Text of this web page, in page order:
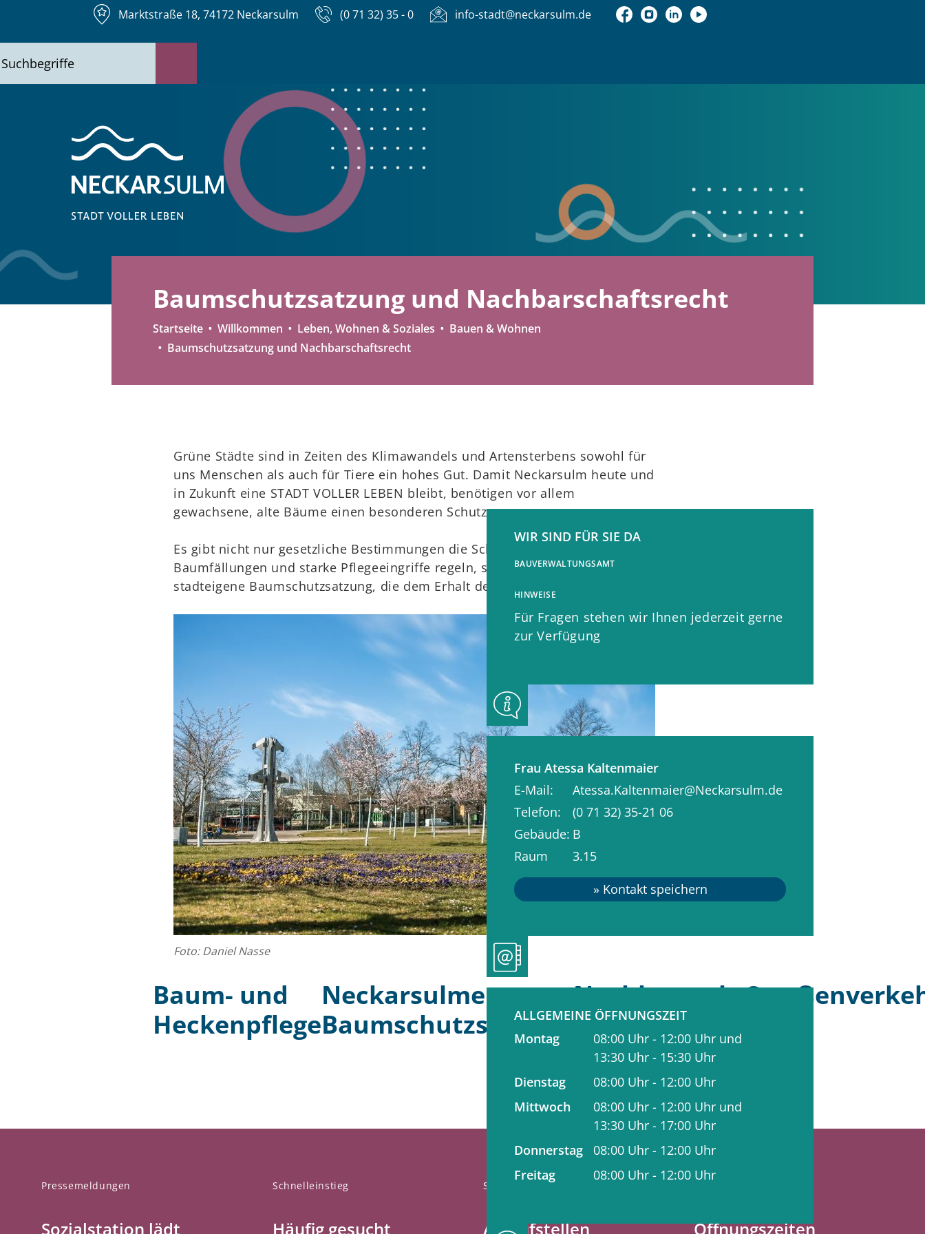
Marktstraße 18, 74172 Neckarsulm (0 71 32) 35 - 0 info-stadt@neckarsulm.de
Baumschutzsatzung und Nachbarschaftsrecht
Startseite Willkommen Leben, Wohnen & Soziales
Bauen & Wohnen
Baumschutzsatzung und Nachbarschaftsrecht
Grüne Städte sind in Zeiten des Klimawandels und Artensterbens sowohl für
uns Menschen als auch für Tiere ein hohes Gut. Damit Neckarsulm heute und
in Zukunft eine STADT VOLLER LEBEN bleibt, benötigen vor allem
gewachsene, alte Bäume einen besonderen Schutz.
Es gibt nicht nur gesetzliche Bestimmungen die Schonzeiten für
Baumfällungen und starke Pflegeeingriffe regeln, sondern auch eine
stadteigene Baumschutzsatzung, die dem Erhalt der Stadtbäume dienen soll.
Foto: Daniel Nasse
Baum- und
Heckenpflege
Neckarsulmer
Baumschutzsatzung
Nachbarrecht
ALLGEMEINE ÖFFNUNGSZEIT
Montag
08:00 Uhr - 12:00 Uhr und
13:30 Uhr - 15:30 Uhr
Dienstag
08:00 Uhr - 12:00 Uhr
Mittwoch
08:00 Uhr - 12:00 Uhr und
13:30 Uhr - 17:00 Uhr
Donnerstag
08:00 Uhr - 12:00 Uhr
Freitag
08:00 Uhr - 12:00 Uhr
Frau Atessa Kaltenmaier
E-Mail
Atessa.Kaltenmaier@Neckarsulm.de
Telefon
(0 71 32) 35-21 06
Gebäude B
Raum
3.15
WIR SIND FÜR SIE DA
BAUVERWALTUNGSAMT
HINWEISE
Für Fragen stehen wir Ihnen jederzeit gerne
zur Verfügung
Pressemeldungen
Sozialstation lädt
Schnelleinstieg
Häufig gesucht
So finden Sie uns
Anlaufstellen Öffnungszeiten